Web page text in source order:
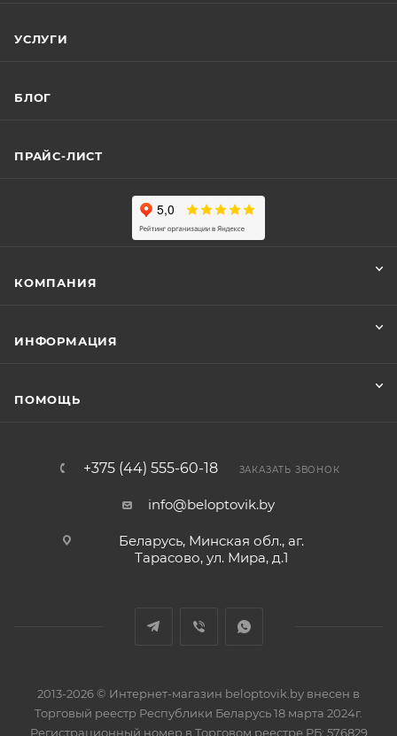
УСЛУГИ
БЛОГ
ПРАЙС-ЛИСТ
КОМПАНИЯ
ИНФОРМАЦИЯ
ПОМОЩЬ
+375 (44) 555-60-18 ЗАКАЗАТЬ ЗВОНОК
info@beloptovik.by
Беларусь, Минская обл., аг.
Тарасово, ул. Мира, д.1
2013-2026 © Интернет-магазин beloptovik.by внесен в
Торговый реестр Республики Беларусь 18 марта 2024г.
Регистрационный номер в Торговом реестре РБ: 576829